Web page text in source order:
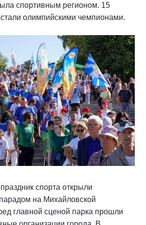
спортивным регионом. 15
олимпийскими чемпионами.
спорта открыли
на Михайловской
главной сценой парка прошли